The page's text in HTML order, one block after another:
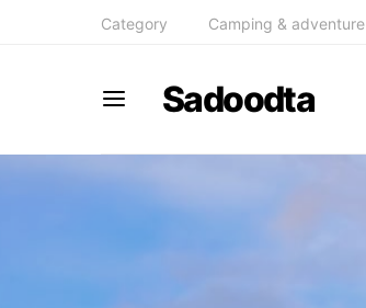
Category Camping & adventure
Sadoodta